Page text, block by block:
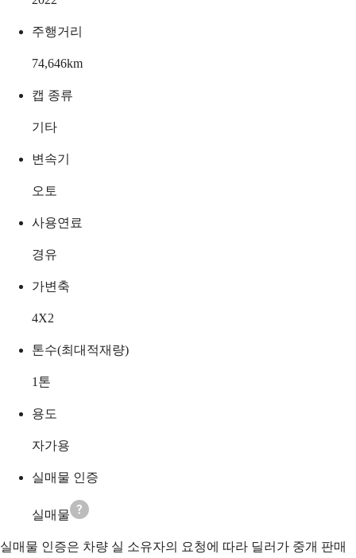
주행거리
74,646km
캡 종류
기타
변속기
오토
사용연료
경유
가변축
4X2
톤수(최대적재량)
1 톤
용도
자가용
실매물 인증
실매물
실매물 인증은 차량 실 소유자의 요청에 따라 딜러가 중개 판매